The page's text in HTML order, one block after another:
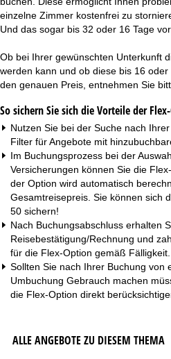
einzelne Zimmer kostenfrei zu
Und das sogar bis 32 oder 16 Tage vor
Ob bei Ihrer gewünschten Unterkunft
werden kann und ob diese bis 16
den genauen Preis, entnehmen Sie
So sichern Sie sich die Vorteile der
Nutzen Sie bei der Suche nach
Filter für Angebote mit
Im Buchungsprozess bei der
Versicherungen können Sie die
der Option wird automatisch
Gesamtreisepreis. Sie können sich
50 sichern!
Nach Buchungsabschluss erhalten
Reisebestätigung/Rechnung und
für die Flex-Option gemäß Fälligkeit.
Sollten Sie nach Ihrer Buchung von
Umbuchung Gebrauch machen
die Flex-Option direkt
ALLE ANGEBOTE ZU DIESEM THEMA